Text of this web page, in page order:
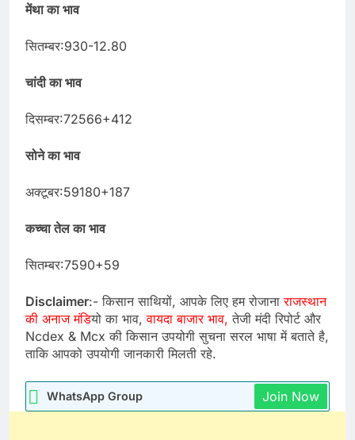
मेंथा का भाव
सितम्बर:930-12.80
चांदी का भाव
दिसम्बर:72566+412
सोने का भाव
अक्टूबर:59180+187
कच्चा तेल का भाव
सितम्बर:7590+59
Disclaimer:- किसान साथियों, आपके लिए हम रोजानाराजस्थान
की अनाज मंडियो का भाव, वायदा बाजार भाव, तेजी मंदी रिपोर्ट और
Ncdex & Mcx की किसान उपयोगी सुचना सरल भाषा में बताते है,
ताकि आपको उपयोगी जानकारी मिलती रहे.
WhatsApp Group Join Now